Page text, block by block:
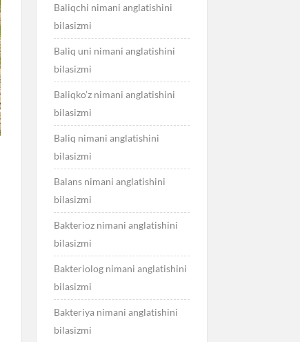
Baliqchi nimani anglatishini
bilasizmi
Baliq uni nimani anglatishini
bilasizmi
Baliqko’z nimani anglatishini
bilasizmi
Baliq nimani anglatishini
bilasizmi
Balans nimani anglatishini
bilasizmi
Bakterioz nimani anglatishini
bilasizmi
Bakteriolog nimani anglatishini
bilasizmi
Bakteriya nimani anglatishini
bilasizmi